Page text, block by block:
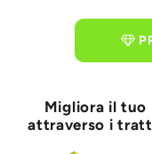
Migliora il tuo
attraverso i